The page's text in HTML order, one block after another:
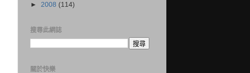
► 2008 (114)
搜尋此網誌
關於快樂